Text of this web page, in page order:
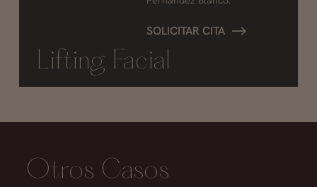
SOLICITAR CITA
Lifting Facial
Otros Casos